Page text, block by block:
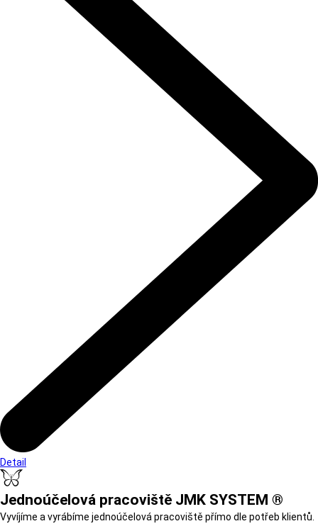
Detail
Jednoúčelová pracoviště JMK SYSTEM ®
Vyvíjíme a vyrábíme jednoúčelová pracoviště přímo dle potřeb klientů.